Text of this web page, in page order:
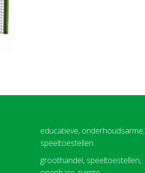
educatieve, onderhoudsarme,
speeltoestellen
groothandel, speeltoestellen,